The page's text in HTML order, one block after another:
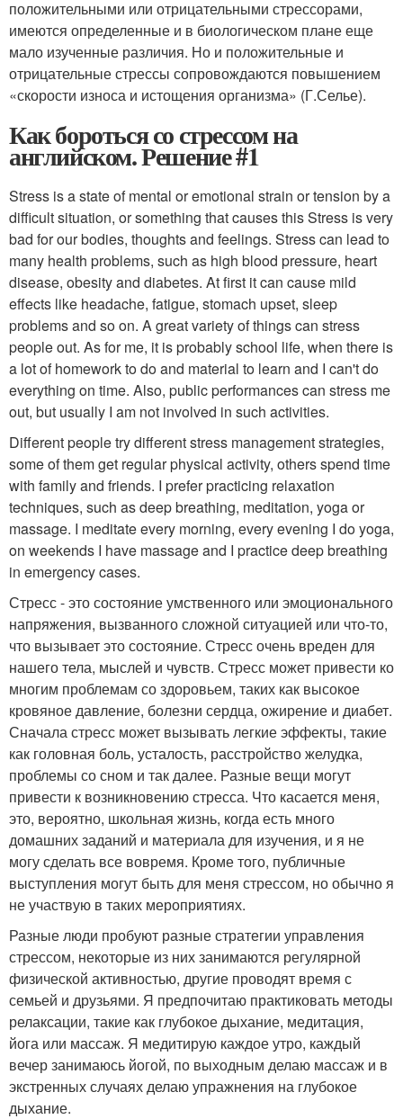
положительными или отрицательными стрессорами,
имеются определенные и в биологическом плане еще
мало изученные различия. Но и положительные и
отрицательные стрессы сопровождаются повышением
«скорости износа и истощения организма» (Г.Селье).
Как бороться со стрессом на
английском. Решение #1
Stress is a state of mental or emotional strain or tension by a
difficult situation, or something that causes this Stress is very
bad for our bodies, thoughts and feelings. Stress can lead to
many health problems, such as high blood pressure, heart
disease, obesity and diabetes. At first it can cause mild
effects like headache, fatigue, stomach upset, sleep
problems and so on. A great variety of things can stress
people out. As for me, it is probably school life, when there is
a lot of homework to do and material to learn and I can't do
everything on time. Also, public performances can stress me
out, but usually I am not involved in such activities.
Different people try different stress management strategies,
some of them get regular physical activity, others spend time
with family and friends. I prefer practicing relaxation
techniques, such as deep breathing, meditation, yoga or
massage. I meditate every morning, every evening I do yoga,
on weekends I have massage and I practice deep breathing
in emergency cases.
Стресс - это состояние умственного или эмоционального
напряжения, вызванного сложной ситуацией или что-то,
что вызывает это состояние. Стресс очень вреден для
нашего тела, мыслей и чувств. Стресс может привести ко
многим проблемам со здоровьем, таких как высокое
кровяное давление, болезни сердца, ожирение и диабет.
Сначала стресс может вызывать легкие эффекты, такие
как головная боль, усталость, расстройство желудка,
проблемы со сном и так далее. Разные вещи могут
привести к возникновению стресса. Что касается меня,
это, вероятно, школьная жизнь, когда есть много
домашних заданий и материала для изучения, и я не
могу сделать все вовремя. Кроме того, публичные
выступления могут быть для меня стрессом, но обычно я
не участвую в таких мероприятиях.
Разные люди пробуют разные стратегии управления
стрессом, некоторые из них занимаются регулярной
физической активностью, другие проводят время с
семьей и друзьями. Я предпочитаю практиковать методы
релаксации, такие как глубокое дыхание, медитация,
йога или массаж. Я медитирую каждое утро, каждый
вечер занимаюсь йогой, по выходным делаю массаж и в
экстренных случаях делаю упражнения на глубокое
дыхание.